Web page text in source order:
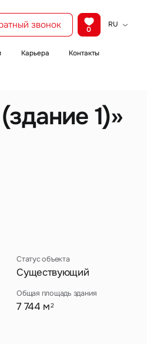
звонок 0
RU
Карьера Контакты
1)»
Статус объекта
Существующий
Общая площадь здания
7 744 м2